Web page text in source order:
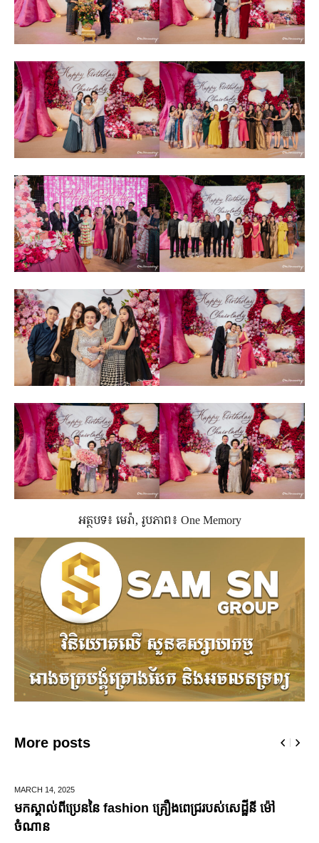
អត្ថបទ៖ មេរ៉ា, រូបភាព៖ One Memory
More posts
DECEMBER 28,
ឆ្លងឆ្នាំសកល អាជ្ញាធររាជធានីភ្នំពេញ នឹងបើកឱ្យដំណើរការផ្លូវថ្មើរ
ជើងរយៈពេល ៣ថ្ងៃ